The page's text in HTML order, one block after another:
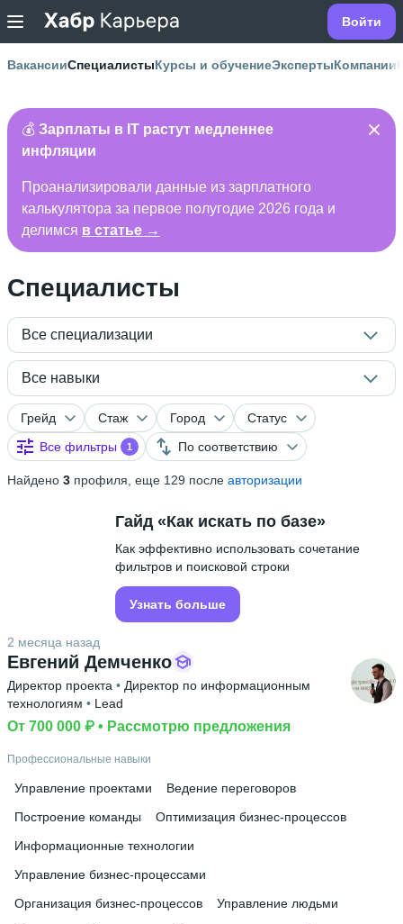
Войти
ВакансииСпециалистыКурсы и обучениеЭкспертыКомпании
💰 Зарплаты в IT растут медленнее
инфляции
Проанализировали данные из зарплатного
калькулятора за первое полугодие 2026 года и
делимся в статье →
Специалисты
Все специализации
Все навыки
Грейд Стаж Город
Статус
Все фильтры
1 По соответствию
Найдено 3 профиля, еще 129 после авторизации
Гайд «Как искать по базе»
Как эффективно использовать сочетание
фильтров и поисковой строки
Узнать больше
Евгений Демченко
2 месяца назад
Директор проекта • Директор по информационным
технологиям • Lead
От 700 000 ₽ • Рассмотрю предложения
Профессиональные навыки
Управление проектами
Ведение переговоров
Построение команды
Оптимизация бизнес-процессов
Информационные технологии
Управление бизнес-процессами
Организация бизнес-процессов
Управление людьми